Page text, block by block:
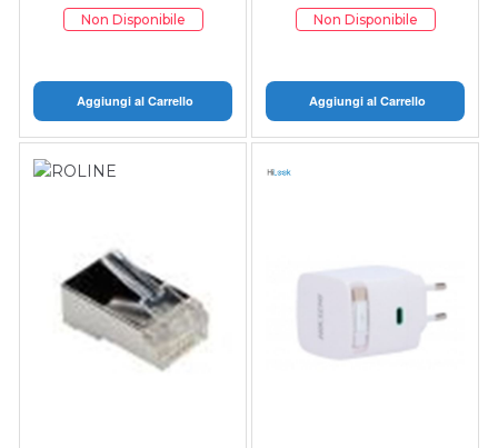
Non Disponibile
Aggiungi al Carrello
Non Disponibile
Aggiungi al Carrello